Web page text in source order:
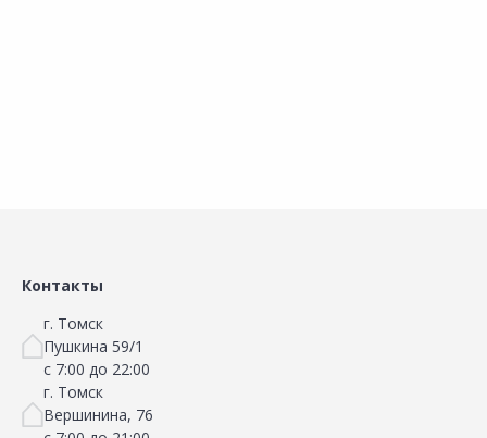
Контакты
г. Томск
Пушкина 59/1
с 7:00 до 22:00
г. Томск
Вершинина, 76